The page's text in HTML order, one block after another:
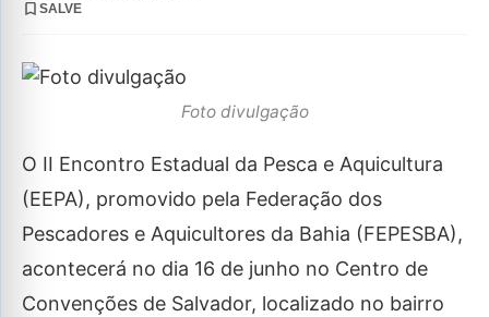
SALVE
Foto divulgação
O II Encontro Estadual da Pesca e Aquicultura
(EEPA), promovido pela Federação dos
Pescadores e Aquicultores da Bahia (FEPESBA),
acontecerá no dia 16 de junho no Centro de
Convenções de Salvador, localizado no bairro